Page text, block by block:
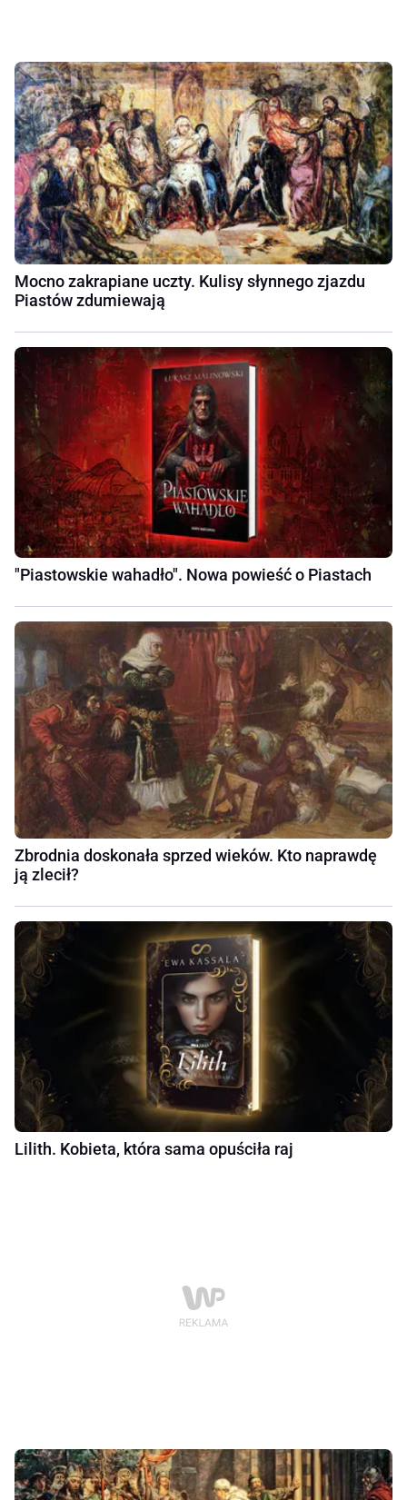
Mocno zakrapiane uczty. Kulisy słynnego zjazdu
Piastów zdumiewają
"Piastowskie wahadło". Nowa powieść o Piastach
Zbrodnia doskonała sprzed wieków. Kto naprawdę
ją zlecił?
Lilith. Kobieta, która sama opuściła raj